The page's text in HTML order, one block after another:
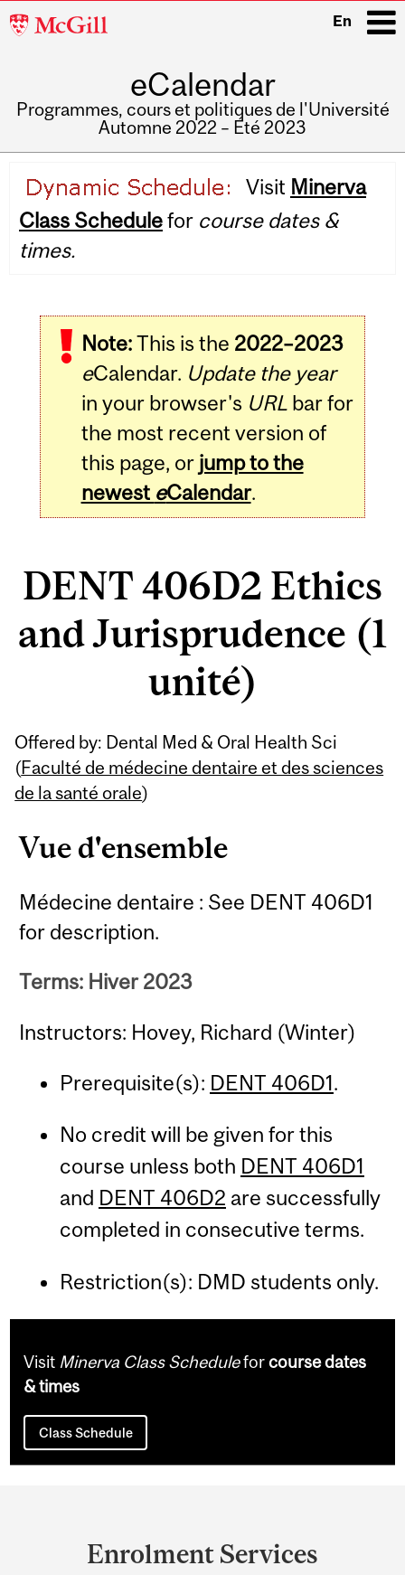
McGill
En
eCalendar
Programmes, cours et politiques de l'Université
Automne 2022 – Été 2023
navigation
Visit Minerva
Class Schedulefor course dates &
times.
Note:This is the 2022–2023
eCalendar. Update the year
in your browser's URLbar for
the most recent version of
this page, or jump to the
newest eCalendar.
DENT 406D2 Ethics
and Jurisprudence (1
unité)
Offered by: Dental Med & Oral Health Sci
(Faculté de médecine dentaire et des sciences
de la santé orale)
Vue d'ensemble
Médecine dentaire : See DENT 406D1
for description.
Terms: Hiver 2023
Instructors: Hovey, Richard (Winter)
Prerequisite(s): DENT 406D1.
No credit will be given for this
course unless both DENT 406D1
and DENT 406D2 are successfully
completed in consecutive terms.
Restriction(s): DMD students only.
Related
Content
Visit Minerva Class Scheduleforcourse dates
& times
Class Schedule
Enrolment Services